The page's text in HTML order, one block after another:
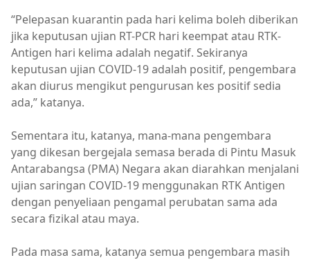
“Pelepasan kuarantin pada hari kelima boleh diberikan
jika keputusan ujian RT-PCR hari keempat atau RTK-
Antigen hari kelima adalah negatif. Sekiranya
keputusan ujian COVID-19 adalah positif, pengembara
akan diurus mengikut pengurusan kes positif sedia
ada,” katanya.
Sementara itu, katanya, mana-mana pengembara
yang dikesan bergejala semasa berada di Pintu Masuk
Antarabangsa (PMA) Negara akan diarahkan menjalani
ujian saringan COVID-19 menggunakan RTK Antigen
dengan penyeliaan pengamal perubatan sama ada
secara fizikal atau maya.
Pada masa sama, katanya semua pengembara masih